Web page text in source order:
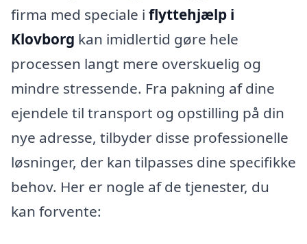
firma med speciale i flyttehjælp i
Klovborg kan imidlertid gøre hele
processen langt mere overskuelig og
mindre stressende. Fra pakning af dine
ejendele til transport og opstilling på din
nye adresse, tilbyder disse professionelle
løsninger, der kan tilpasses dine specifikke
behov. Her er nogle af de tjenester, du
kan forvente: